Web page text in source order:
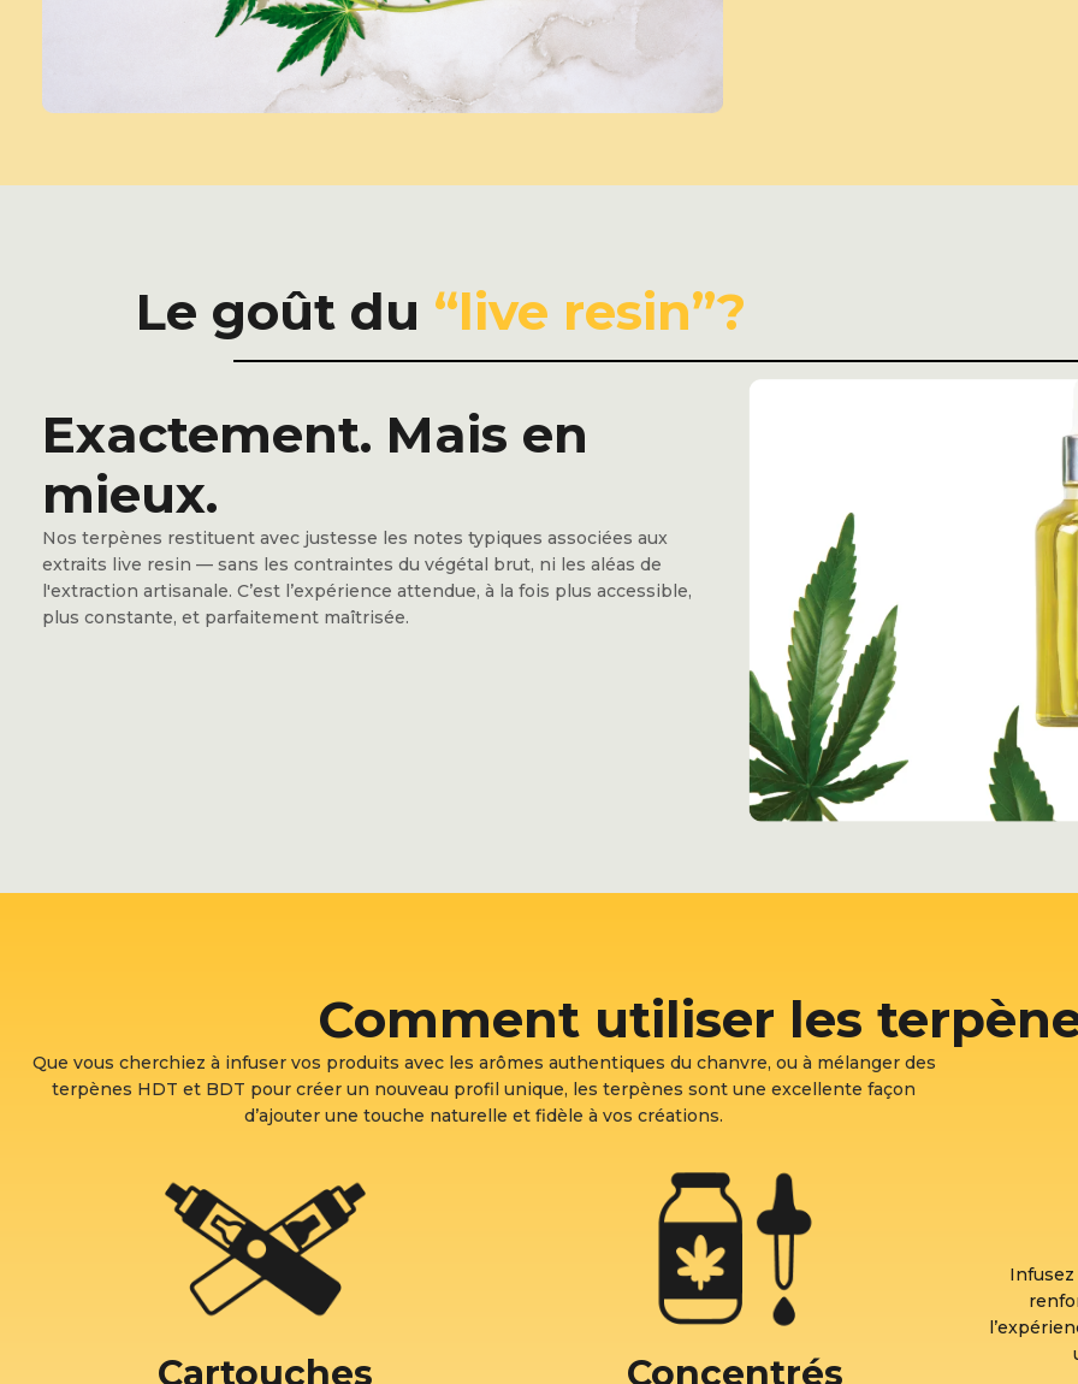
Le goût du “live resin”?
Exactement. Mais en
mieux.
Nos terpènes restituent avec justesse les notes typiques associées aux
extraits live resin — sans les contraintes du végétal brut, ni les aléas de
l'extraction artisanale. C’est l’expérience attendue, à la fois plus accessible,
plus constante, et parfaitement maîtrisée.
Comment utiliser les
Que vous cherchiez à infuser vos produits avec les arômes authentiques du chanvre, ou à mélanger des
terpènes HDT et BDT pour créer un nouveau profil unique, les terpènes sont une excellente façon
d’ajouter une touche naturelle et fidèle à vos créations.
Cartouches Concentrés